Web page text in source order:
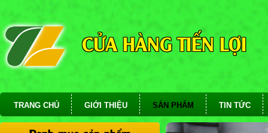
CỬA HÀNG TIẾN LỢI
TRANG CHỦ GIỚI THIỆU SẢN PHẨM TIN TỨC